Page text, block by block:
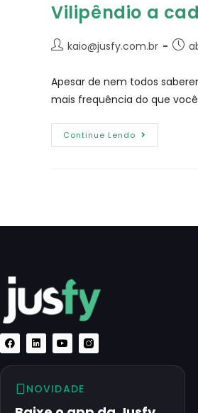
Vilipêndio a
kaio@jusfy.com.br
Apesar de nem todos
mais frequência do que
Continue Lendo
NOVIDADE